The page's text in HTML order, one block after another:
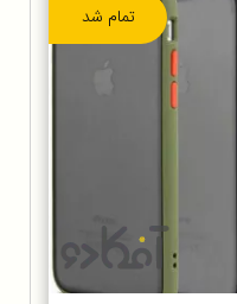
تمام شد